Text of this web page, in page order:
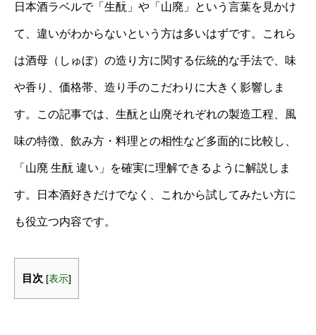
日本酒ラベルで「生酛」や「山廃」という言葉を見かけ
て、違いがわからないという方は多いはずです。これら
は酒母（しゅぼ）の造り方に関する伝統的な手法で、味
や香り、価格帯、造り手のこだわりに大きく影響しま
す。この記事では、生酛と山廃それぞれの製造工程、風
味の特徴、飲み方・料理との相性など多面的に比較し、
「山廃 生酛 違い」を確実に理解できるように解説しま
す。日本酒好きだけでなく、これから試してみたい方に
も役立つ内容です。
目次 [表示]